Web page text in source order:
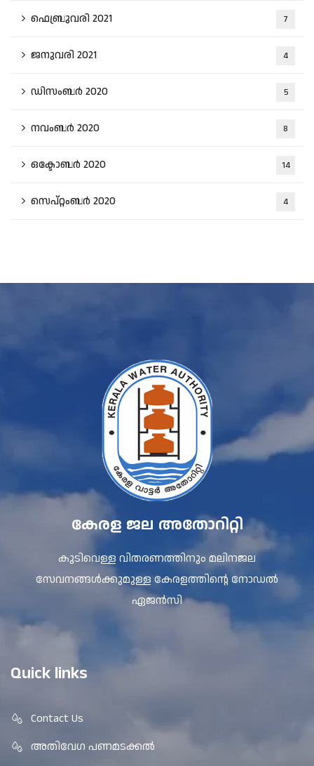
ഫെബ്രുവരി 2021 7
ജനുവരി 2021 4
ഡിസംബർ 2020 5
നവംബർ 2020 8
ഒക്ടോബർ 2020 14
സെപ്റ്റംബർ 2020 4
കേരള ജല അതോറിറ്റി
കുടിവെള്ള വിതരണത്തിനും മലിനജല
സേവനങ്ങൾക്കുമുള്ള കേരളത്തിന്റെ നോഡൽ
ഏജൻസി
Quick links
Contact Us
അതിവേഗ പണമടക്കൽ